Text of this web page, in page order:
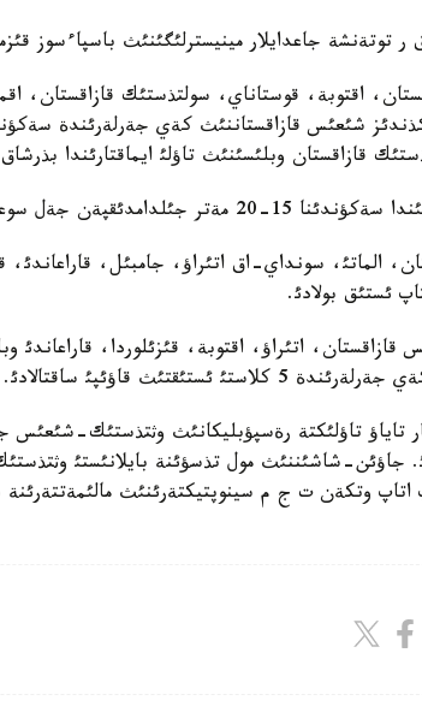
ر توتةنشة جاعدايلار مينيسترلئگئنئث باسپاءسوز
اقتوبة، قوستاناي، سولتذستئك قازاقستان،
قازاقستان وبلئسئنئث تاؤلئ ايماقتارئندا
جةل سوعئپ، شاثدئ داؤئل تذرادئ.
الماتئ، سونداي-اق اتئراؤ، جامبئل، قاراعاندئ،
ئستئق بولادئ.
قازاقستان، اتئراؤ، اقتوبة، قئزئلوردا،
ئستئقتئث قاؤئپئ ساقتالادئ.
تاياؤ تاؤلئكتة رةسپؤبليكانئث وثتذستئك-
جاؤئن-شاشئننئث مول تذسؤئنة بايلانئستئ
وتكةن ت ج م سينوپتيكتةرئنئث